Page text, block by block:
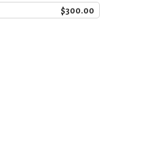
$300.00